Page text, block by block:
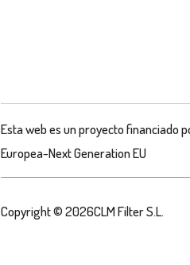
Esta web es un proyecto financiado
Europea-Next Generation EU
Copyright © 2026CLM Filter S.L.